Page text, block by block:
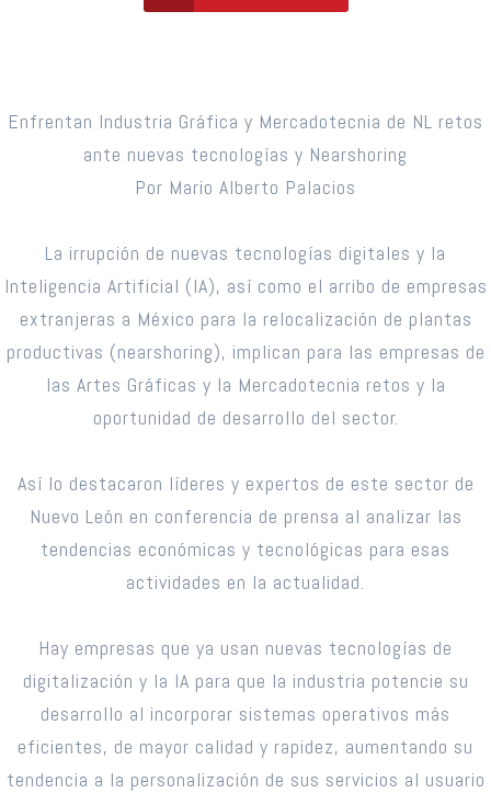
Enfrentan Industria Gráfica y Mercadotecnia de NL retos
ante nuevas tecnologías y Nearshoring
Por Mario Alberto Palacios
La irrupción de nuevas tecnologías digitales y la
Inteligencia Artificial (IA), así como el arribo de empresas
extranjeras a México para la relocalización de plantas
productivas (nearshoring), implican para las empresas de
las Artes Gráficas y la Mercadotecnia retos y la
oportunidad de desarrollo del sector.
Así lo destacaron líderes y expertos de este sector de
Nuevo León en conferencia de prensa al analizar las
tendencias económicas y tecnológicas para esas
actividades en la actualidad.
Hay empresas que ya usan nuevas tecnologías de
digitalización y la IA para que la industria potencie su
desarrollo al incorporar sistemas operativos más
eficientes, de mayor calidad y rapidez, aumentando su
tendencia a la personalización de sus servicios al usuario